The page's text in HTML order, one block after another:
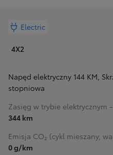
Electric
4X2
Napęd elektryczny 144 KM,
stopniowa
Zasięg w trybie elektrycznym
344 km
Emisja CO₂ (cykl mieszany,
0 g/km